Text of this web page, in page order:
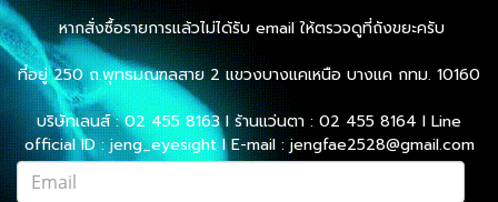
หากสั่งซื้อรายการแล้วไม่ได้รับ email ให้ตรวจดูที่ถังขยะครับ
ที่อยู่ 250 ถ.พุทธมณฑลสาย 2 แขวงบางแคเหนือ บางแค กทม. 10160
บริษัทเลนส์ : 02 455 8163 l ร้านแว่นตา : 02 455 8164 l Line
official ID : jeng_eyesight l E-mail : jengfae2528@gmail.com